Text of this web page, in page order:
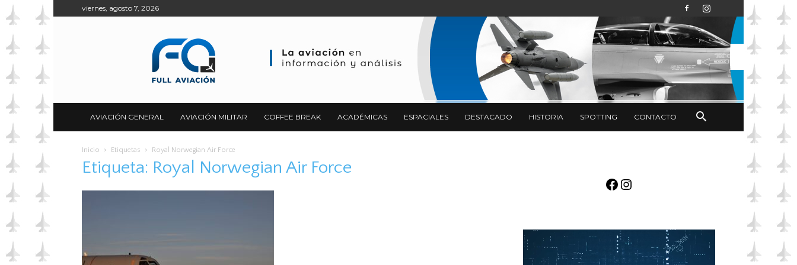
viernes, agosto 7, 2026
AVIACIÓN GENERAL AVIACIÓN MILITAR COFFEE BREAK ACADÉMICAS ESPACIALES DESTACADO HISTORIA SPOTTING CONTACTO
Inicio Etiquetas Royal Norwegian Air Force
Etiqueta: Royal Norwegian Air Force
Facebook
Instagram